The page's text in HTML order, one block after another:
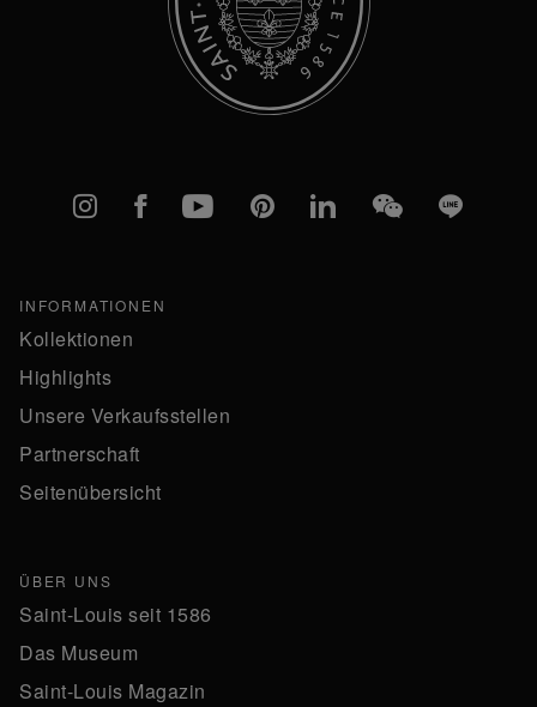
Instagram
FacebookYouTubePinterestlinkedInWeChatLine
INFORMATIONEN
Kollektionen
Highlights
Unsere Verkaufsstellen
Partnerschaft
Seitenübersicht
ÜBER UNS
Saint-Louis seit 1586
Das Museum
Saint-Louis Magazin